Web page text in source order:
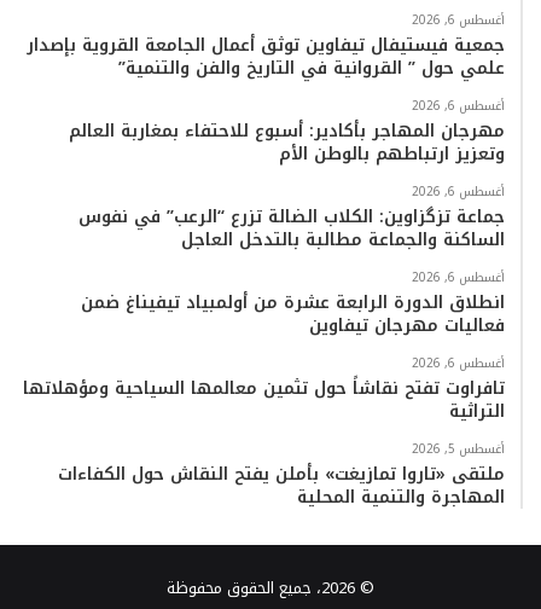
أغسطس 6, 2026
جمعية فيستيفال تيفاوين توثق أعمال الجامعة القروية بإصدار
علمي حول ” القروانية في التاريخ والفن والتنمية”
أغسطس 6, 2026
مهرجان المهاجر بأكادير: أسبوع للاحتفاء بمغاربة العالم
وتعزيز ارتباطهم بالوطن الأم
أغسطس 6, 2026
جماعة تزگزاوين: الكلاب الضالة تزرع “الرعب” في نفوس
الساكنة والجماعة مطالبة بالتدخل العاجل
أغسطس 6, 2026
انطلاق الدورة الرابعة عشرة من أولمبياد تيفيناغ ضمن
فعاليات مهرجان تيفاوين
أغسطس 6, 2026
تافراوت تفتح نقاشاً حول تثمين معالمها السياحية ومؤهلاتها
التراثية
أغسطس 5, 2026
ملتقى «تاروا تمازيغت» بأملن يفتح النقاش حول الكفاءات
المهاجرة والتنمية المحلية
© 2026، جميع الحقوق محفوظة